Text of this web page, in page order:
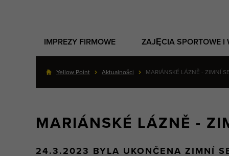
IMPREZY FIRMOWE ZAJĘCIA SPORTOWE I
Yellow Point Aktualności MARIÁNSKÉ LÁZNĚ - ZIMNÍ
MARIÁNSKÉ LÁZNĚ -
24.3.2023 BYLA UKONČENA ZIMNÍ